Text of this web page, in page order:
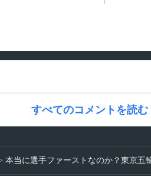
すべてのコメントを読む
本当に選手ファーストなのか？東京五